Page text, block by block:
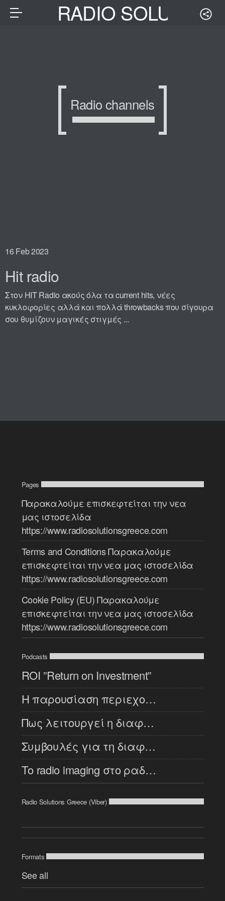
RADIO
Radio channels
16 Feb 2023
Hit radio
Στον HIT Radio ακούς όλα τα current hits, νέες
κυκλοφορίες αλλά και πολλά throwbacks που σίγουρα
σου θυμίζουν μαγικές στιγμές ...
Pages
Παρακαλούμε επισκεφτείται την νεα
μας ιστοσελίδα
https://www.radiosolutionsgreece.com
Terms and Conditions Παρακαλούμε
επισκεφτείται την νεα μας ιστοσελίδα
https://www.radiosolutionsgreece.com
Cookie Policy (EU) Παρακαλούμε
επισκεφτείται την νεα μας ιστοσελίδα
https://www.radiosolutionsgreece.com
Podcasts
ROI ”Return on Investment”
H παρουσίαση περιεχομένου στο ραδιόφωνο [...]
Πως λειτουργεί η διαφήμιση στο ραδιόφωνο [...]
Συμβουλές για τη διαφήμιση στο ραδιόφωνο [...]
Το radio imaging στο ραδιόφωνο
Radio Solutions Greece (Viber)
Formats
See all